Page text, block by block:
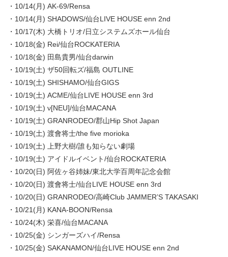
・10/14(月) AK-69/Rensa
・10/14(月) SHADOWS/仙台LIVE HOUSE enn 2nd
・10/17(木) 大橋トリオ/日立システムズホール仙台
・10/18(金) Rei/仙台ROCKATERIA
・10/18(金) 田島貴男/仙台darwin
・10/19(土) ザ50回転ズ/福島 OUTLINE
・10/19(土) SHISHAMO/仙台GIGS
・10/19(土) ACME/仙台LIVE HOUSE enn 3rd
・10/19(土) ν[NEU]/仙台MACANA
・10/19(土) GRANRODEO/郡山Hip Shot Japan
・10/19(土) 渡會将士/the five morioka
・10/19(土) 上野大樹/誰も知らない劇場
・10/19(土) アイドルイベント/仙台ROCKATERIA
・10/20(日) 阿佐ヶ谷姉妹/東北大学百周年記念会館
・10/20(日) 渡會将士/仙台LIVE HOUSE enn 3rd
・10/20(日) GRANRODEO/高崎Club JAMMER’S TAKASAKI
・10/21(月) KANA-BOON/Rensa
・10/24(木) 栄喜/仙台MACANA
・10/25(金) シンガーズハイ/Rensa
・10/25(金) SAKANAMON/仙台LIVE HOUSE enn 2nd